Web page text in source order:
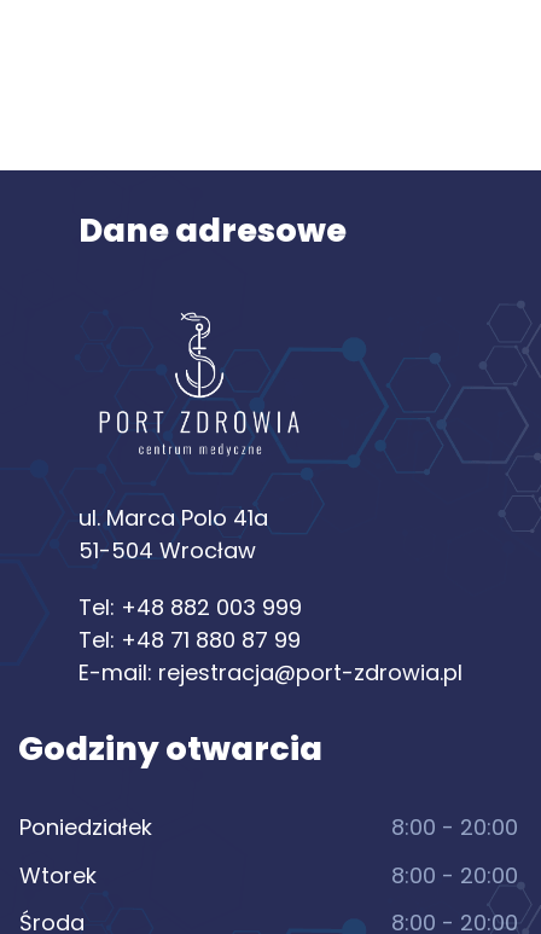
Dane adresowe
ul. Marca Polo 41a
51-504 Wrocław
Tel: +48 882 003 999
Tel: +48 71 880 87 99
E-mail: rejestracja@port-zdrowia.pl
Godziny otwarcia
Poniedziałek
8:00 - 20:00
Wtorek
8:00 - 20:00
Środa
8:00 - 20:00